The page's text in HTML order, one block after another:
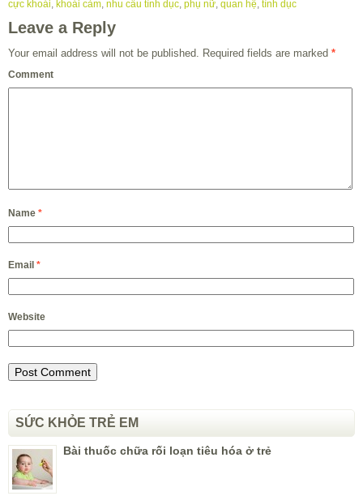
cực khoái, khoái cảm, nhu cầu tình dục, phụ nữ, quan hệ, tình dục
Leave a Reply
Your email address will not be published. Required fields are marked *
Comment
Name *
Email *
Website
SỨC KHỎE TRẺ EM
Bài thuốc chữa rối loạn tiêu hóa ở trẻ